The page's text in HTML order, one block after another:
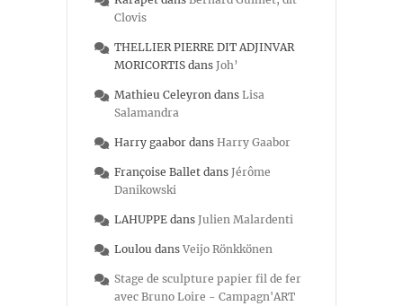
Clovis
THELLIER PIERRE DIT ADJINVAR
MORICORTIS dans Joh’
Mathieu Celeyron dans Lisa
Salamandra
Harry gaabor dans Harry Gaabor
Françoise Ballet dans Jérôme
Danikowski
LAHUPPE dans Julien Malardenti
Loulou dans Veijo Rönkkönen
Stage de sculpture papier fil de fer
avec Bruno Loire - Campagn'ART